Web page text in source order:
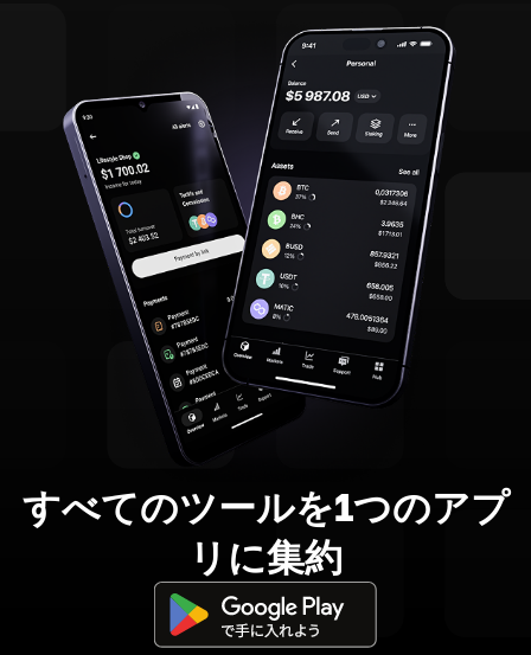
すべてのツールを1つのアプ
リに集約